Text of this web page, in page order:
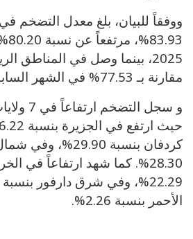
ووفقاً للبيان، بلغ معدل التضخم
مقارنة بـ 77.53% في الشهر السابق.
كردفان بنسبة
28.30%. كما شهد ارتفاعاً في
الأحمر بنسبة 2.26%.